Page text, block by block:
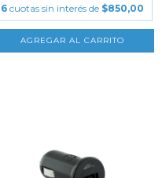
6 cuotas sin interés de $850,00